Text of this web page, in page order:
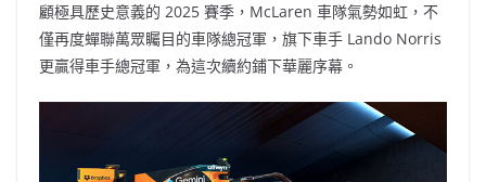
顧極具歷史意義的 2025 賽季，McLaren 車隊氣勢如虹，不
僅再度蟬聯萬眾矚目的車隊總冠軍，旗下車手 Lando Norris
更贏得車手總冠軍，為這次續約鋪下華麗序幕。